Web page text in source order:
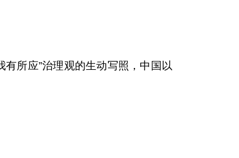
有所应”治理观的生动写照，中国以